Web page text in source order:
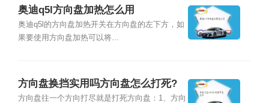
奥迪q5l方向盘加热怎么用
奥迪q5l的方向盘加热开关在方向盘的左下方，如
果要使用方向盘加热可以将...
方向盘换挡实用吗方向盘怎么打死?
方向盘往一个方向打尽就是打死方向盘：1、方向